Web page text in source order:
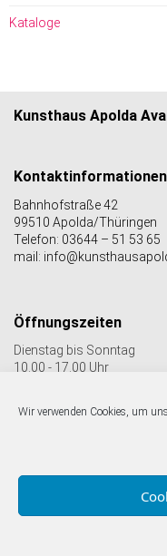
Wir verwenden Cookies, um
Kataloge
Kunsthaus Apolda
Kontaktinformationen
Bahnhofstraße 42
99510 Apolda/Thüringen
Telefon: 03644 – 51 53 65
mail:
Öffnungszeiten
Dienstag bis Sonntag
10.00 - 17.00 Uhr